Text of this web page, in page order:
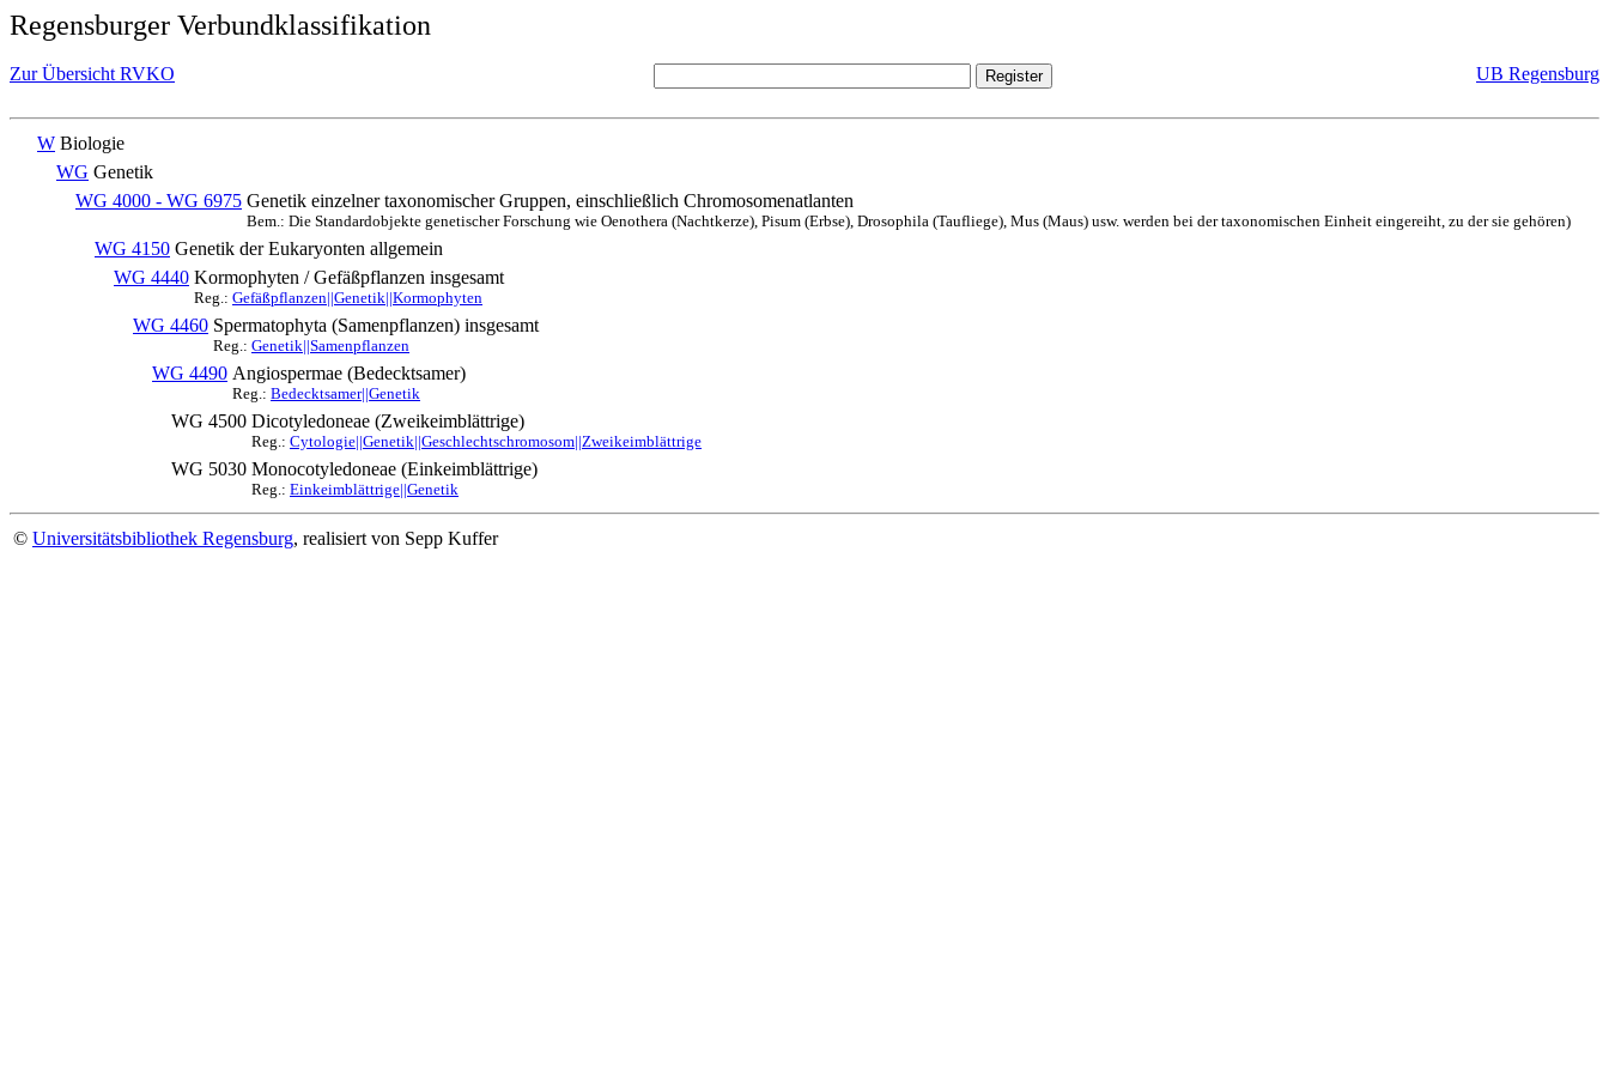
Regensburger Verbundklassifikation
Zur Übersicht RVKO UB Regensburg
W Biologie
WG Genetik
WG 4000 - WG 6975 Genetik einzelner taxonomischer Gruppen, einschließlich Chromosomenatlanten
Bem.: Die Standardobjekte genetischer Forschung wie Oenothera (Nachtkerze), Pisum (Erbse), Drosophila (Taufliege), Mus (Maus) usw. werden bei der taxonomischen Einheit eingereiht, zu der sie gehören)
WG 4150 Genetik der Eukaryonten allgemein
WG 4440 Kormophyten / Gefäßpflanzen insgesamt
Reg.: Gefäßpflanzen||Genetik||Kormophyten
WG 4460 Spermatophyta (Samenpflanzen) insgesamt
Reg.: Genetik||Samenpflanzen
WG 4490 Angiospermae (Bedecktsamer)
Reg.: Bedecktsamer||Genetik
WG 4500 Dicotyledoneae (Zweikeimblättrige)
Reg.: Cytologie||Genetik||Geschlechtschromosom||Zweikeimblättrige
WG 5030 Monocotyledoneae (Einkeimblättrige)
Reg.: Einkeimblättrige||Genetik
© Universitätsbibliothek Regensburg, realisiert von Sepp Kuffer